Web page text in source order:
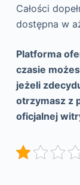
Całości
dostępna w
Platforma
czasie
jeżeli
otrzymasz z
oficjalnej